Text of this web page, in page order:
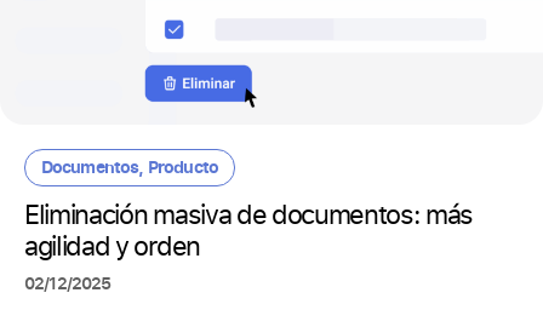
Documentos, Producto
Eliminación masiva de documentos: más
agilidad y orden
02/12/2025